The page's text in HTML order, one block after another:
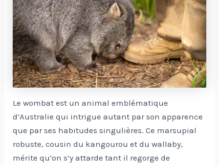
Le wombat est un animal emblématique
d’Australie qui intrigue autant par son apparence
que par ses habitudes singulières. Ce marsupial
robuste, cousin du kangourou et du wallaby,
mérite qu’on s’y attarde tant il regorge de